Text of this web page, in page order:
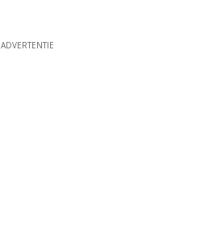
ADVERTENTIE